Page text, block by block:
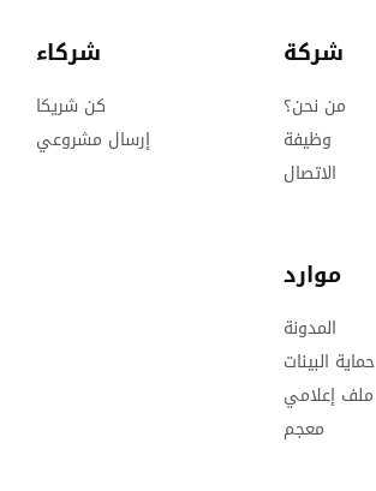
شركة
من نحن؟
وظيفة
الاتصال
شركاء
كن شريكا
إرسال مشروعي
موارد
المدونة
حماية البينات
ملف إعلامي
معجم